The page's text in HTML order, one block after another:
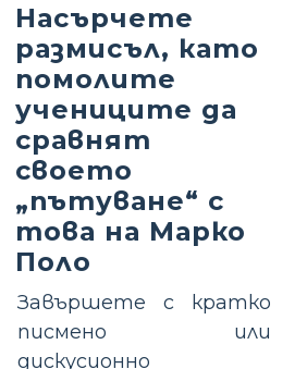
Насърчете
размисъл, като
помолите
учениците да
сравнят
своето
„пътуване“ с
това на Марко
Поло
Завършете с кратко
писмено или
дискусионно